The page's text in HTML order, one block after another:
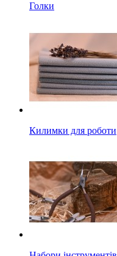
Голки
Килимки для роботи